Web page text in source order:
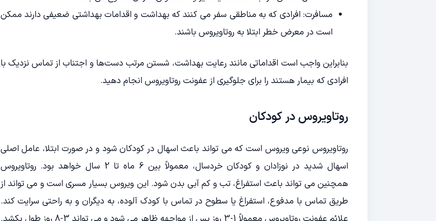
مسافرت: افرادی که به مناطقی سفر می کنند که بهداشت و اقدامات بهداشتی ضعیفی دارند ممکن
است در معرض خطر ابتلا به روتاویروس باشند.
بنابراین واجب است اقداماتی مانند رعایت بهداشت، شستن مرتب دست‌ها و اجتناب از تماس نزدیک با
افرادی که بیمار هستند را برای جلوگیری از عفونت روتاویروس انجام دهید.
روتاویروس در کودکان
روتاویروس نوعی ویروس است که می تواند باعث اسهال در کودکان شود و در صورت ابتلا، عامل اصلی
اسهال شدید در نوزادان و کودکان خردسال، معمولاً بین 6 ماه تا 2 سال خواهد بود. روتاویروس
همچنین می تواند باعث استفراغ، تب و کم آبی بدن شود. این ویروس بسیار مسری است و می تواند از
طریق تماس با مدفوع، استفراغ یا سطوح در تماس با کودک آلوده، به دیگران و به راحتی سرایت کند.